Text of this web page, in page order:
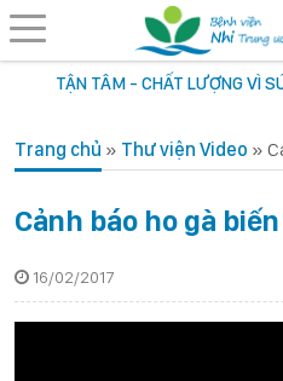
TẬN TÂM - CHẤT LƯỢNG VÌ
Trang chủ » Thư viện Video »
Cảnh báo ho gà
16/02/2017